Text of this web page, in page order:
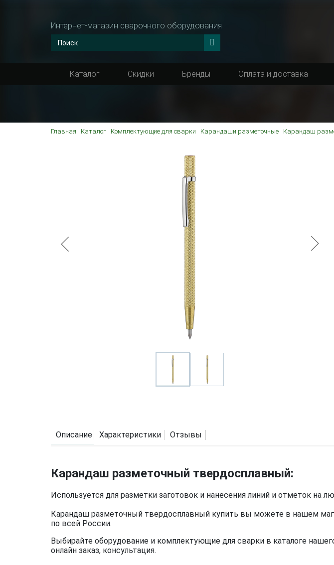
Интернет-магазин сварочного оборудования
Каталог Скидки Бренды Оплата и доставка
Главная Каталог Комплектующие для сварки Карандаши разметочные Карандаш
Описание Характеристики Отзывы
Карандаш разметочный твердосплавный:
Используется для разметки заготовок и нанесения линий и отметок на
Карандаш разметочный твердосплавный купить вы можете в нашем
по всей России.
Выбирайте оборудование и комплектующие для сварки в каталоге
онлайн заказ, консультация.